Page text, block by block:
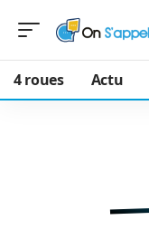
4 roues Actu